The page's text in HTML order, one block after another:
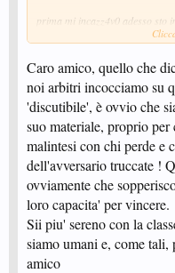
prima mi incazz4v0 adesso sto
spalle di chi ho appena
Caro amico, quello che
noi arbitri incocciamo su
'discutibile', è ovvio che
suo materiale, proprio per
malintesi con chi perde e
dell'avversario truccate !
ovviamente che
loro capacita' per vincere.
Sii piu' sereno con la
siamo umani e, come tali,
amico